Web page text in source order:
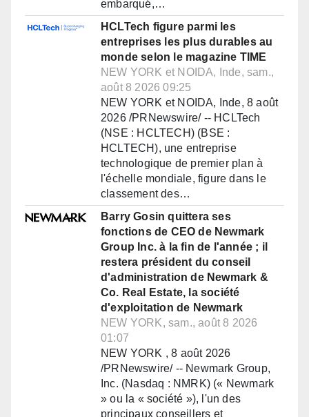
embarqué,…
HCLTech figure parmi les
entreprises les plus durables au
monde selon le magazine TIME
NEW YORK et NOIDA, Inde, sam.,
août 8 2026 09:25
NEW YORK et NOIDA, Inde, 8 août
2026 /PRNewswire/ -- HCLTech
(NSE : HCLTECH) (BSE :
HCLTECH), une entreprise
technologique de premier plan à
l'échelle mondiale, figure dans le
classement des…
Barry Gosin quittera ses
fonctions de CEO de Newmark
Group Inc. à la fin de l'année ; il
restera président du conseil
d'administration de Newmark &
Co. Real Estate, la société
d'exploitation de Newmark
NEW YORK, sam., août 8 2026
01:07
NEW YORK , 8 août 2026
/PRNewswire/ -- Newmark Group,
Inc. (Nasdaq : NMRK) (« Newmark
» ou la « société »), l'un des
principaux conseillers et